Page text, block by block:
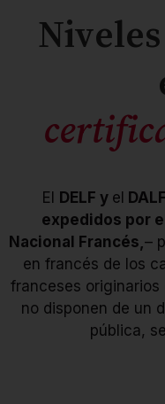
El DELF y el DALF
expedidos por
Nacional Francés,–
en francés de los
franceses
no disponen de un
pública,
Este nivel evalúa los
lenguaje, denominado
“de
esta fase, el alumno
capaz de llevar a cabo
conversaciones
puede hablar de sí
mismo y de su
inmediato.